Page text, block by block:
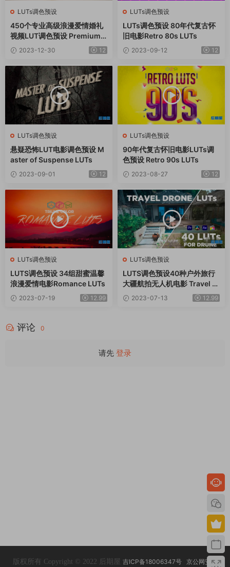
LUTs调色预设
450个专业高级浪漫爱情婚礼
视频LUT调色预设 Premium
Wedding LUTs Mega Bundl
e
2023-12-30 12
LUTs调色预设
LUTs调色预设 80年代复古怀
旧电影Retro 80s LUTs
2023-09-12 12
LUTs调色预设
悬疑恐怖LUT电影调色预设 M
aster of Suspense LUTs
2023-09-01 12
LUTs调色预设
90年代复古怀旧电影LUTs调
色预设 Retro 90s LUTs
2023-08-27 12
LUTs调色预设
LUTS调色预设 34组甜蜜温馨
浪漫爱情电影Romance LUTs
2023-07-19 12.99
LUTs调色预设
LUTS调色预设40种户外旅行
大疆航拍无人机电影 Travel D
rone Luts
2023-07-13 12.99
评论 0
请先 登录
版权所有 Copyright © 2022 后期屋 吉ICP备18006347号 京公网安备